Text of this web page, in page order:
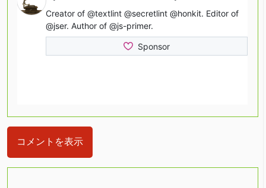
コメントを表示